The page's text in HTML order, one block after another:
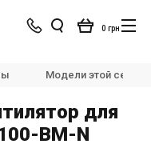
0 грн
II 100-BM-N
Модели этой серии
для
BM-N